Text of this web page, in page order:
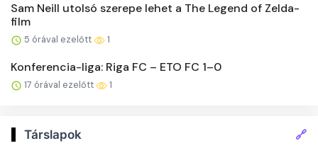
Sam Neill utolsó szerepe lehet a The Legend of Zelda-
film
5 órával ezelőtt 1
Konferencia-liga: Riga FC – ETO FC 1–0
17 órával ezelőtt 1
Társlapok 🔗